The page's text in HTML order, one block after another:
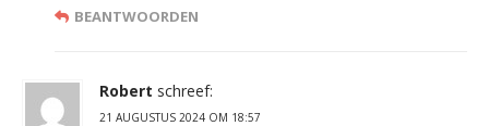
BEANTWOORDEN
Robert schreef:
21 AUGUSTUS 2024 OM 18:57